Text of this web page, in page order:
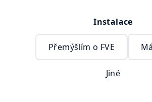
Instalace
Přemýšlím o FVE
Jiné